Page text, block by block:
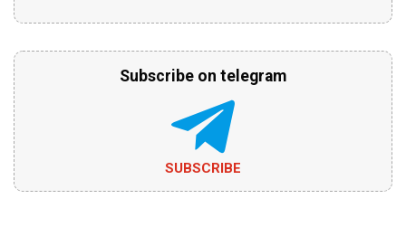
Subscribe on telegram
SUBSCRIBE